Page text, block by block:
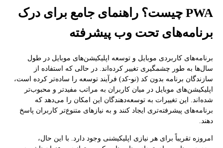
PWA چیست؟ راهنمای جامع برای درک
برنامه‌های تحت وب پیشرفته
برنامه‌های کاربردی موبایل و توسعه اپلیکیشن‌های موبایل در طول
سال‌ها به طور چشمگیری تغییر کرده‌اند. در حالی که استفاده از
سازندگان برنامه بدون کد (نو-کد) فرآیند توسعه را ساده‌تر کرده است،
اپلیکیشن‌های موبایل در میان کاربران به مراتب مفیدتر و محبوب‌تر
شده‌اند. این تغییرات به توسعه‌دهندگان این امکان را می‌دهد که
برنامه‌های پیشرفته‌تری ایجاد کنند و به نیازهای متنوع‌تر کاربران پاسخ
دهند.
امروزه تقریباً برای هر نیازی اپلیکیشنی وجود دارد. با این حال،